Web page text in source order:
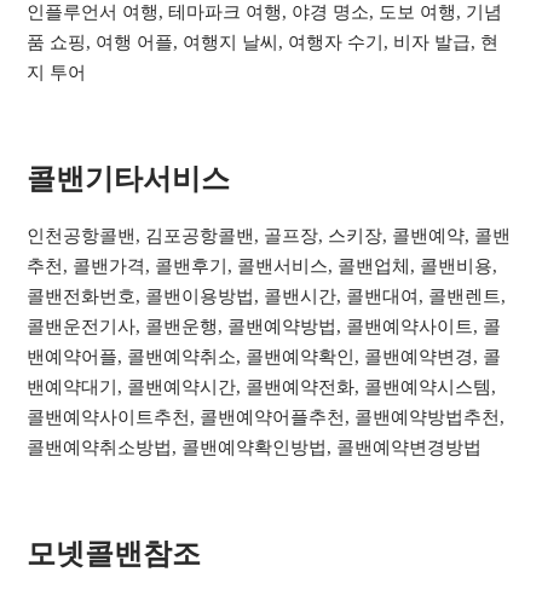
인플루언서 여행, 테마파크 여행, 야경 명소, 도보 여행, 기념
품 쇼핑, 여행 어플, 여행지 날씨, 여행자 수기, 비자 발급, 현
지 투어
콜밴기타서비스​
인천공항콜밴, 김포공항콜밴, 골프장, 스키장, 콜밴예약, 콜밴
추천, 콜밴가격, 콜밴후기, 콜밴서비스, 콜밴업체, 콜밴비용,
콜밴전화번호, 콜밴이용방법, 콜밴시간, 콜밴대여, 콜밴렌트,
콜밴운전기사, 콜밴운행, 콜밴예약방법, 콜밴예약사이트, 콜
밴예약어플, 콜밴예약취소, 콜밴예약확인, 콜밴예약변경, 콜
밴예약대기, 콜밴예약시간, 콜밴예약전화, 콜밴예약시스템,
콜밴예약사이트추천, 콜밴예약어플추천, 콜밴예약방법추천,
콜밴예약취소방법, 콜밴예약확인방법, 콜밴예약변경방법
모넷콜밴참조